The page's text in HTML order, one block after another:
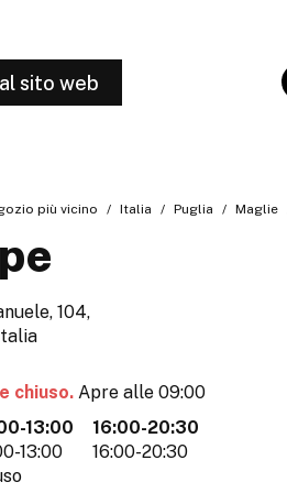
sito web
più vicino Italia Puglia Maglie
104,
chiuso. Apre alle 09:00
13:00
16:00-20:30
13:00
16:00-20:30